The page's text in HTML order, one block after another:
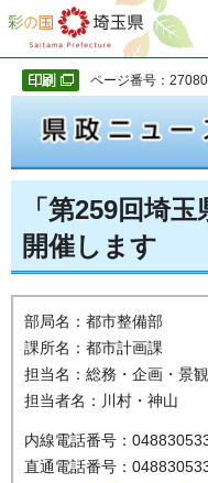
彩の国 埼玉県
ページ番号：
「第259回埼
開催します
部局名：都市整備部
課所名：都市計画課
担当名：総務・企画・景
担当者名：川村・神山
内線電話番号：
直通電話番号：